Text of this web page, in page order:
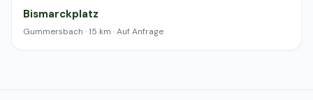
Bismarckplatz
Gummersbach · 15 km · Auf Anfrage